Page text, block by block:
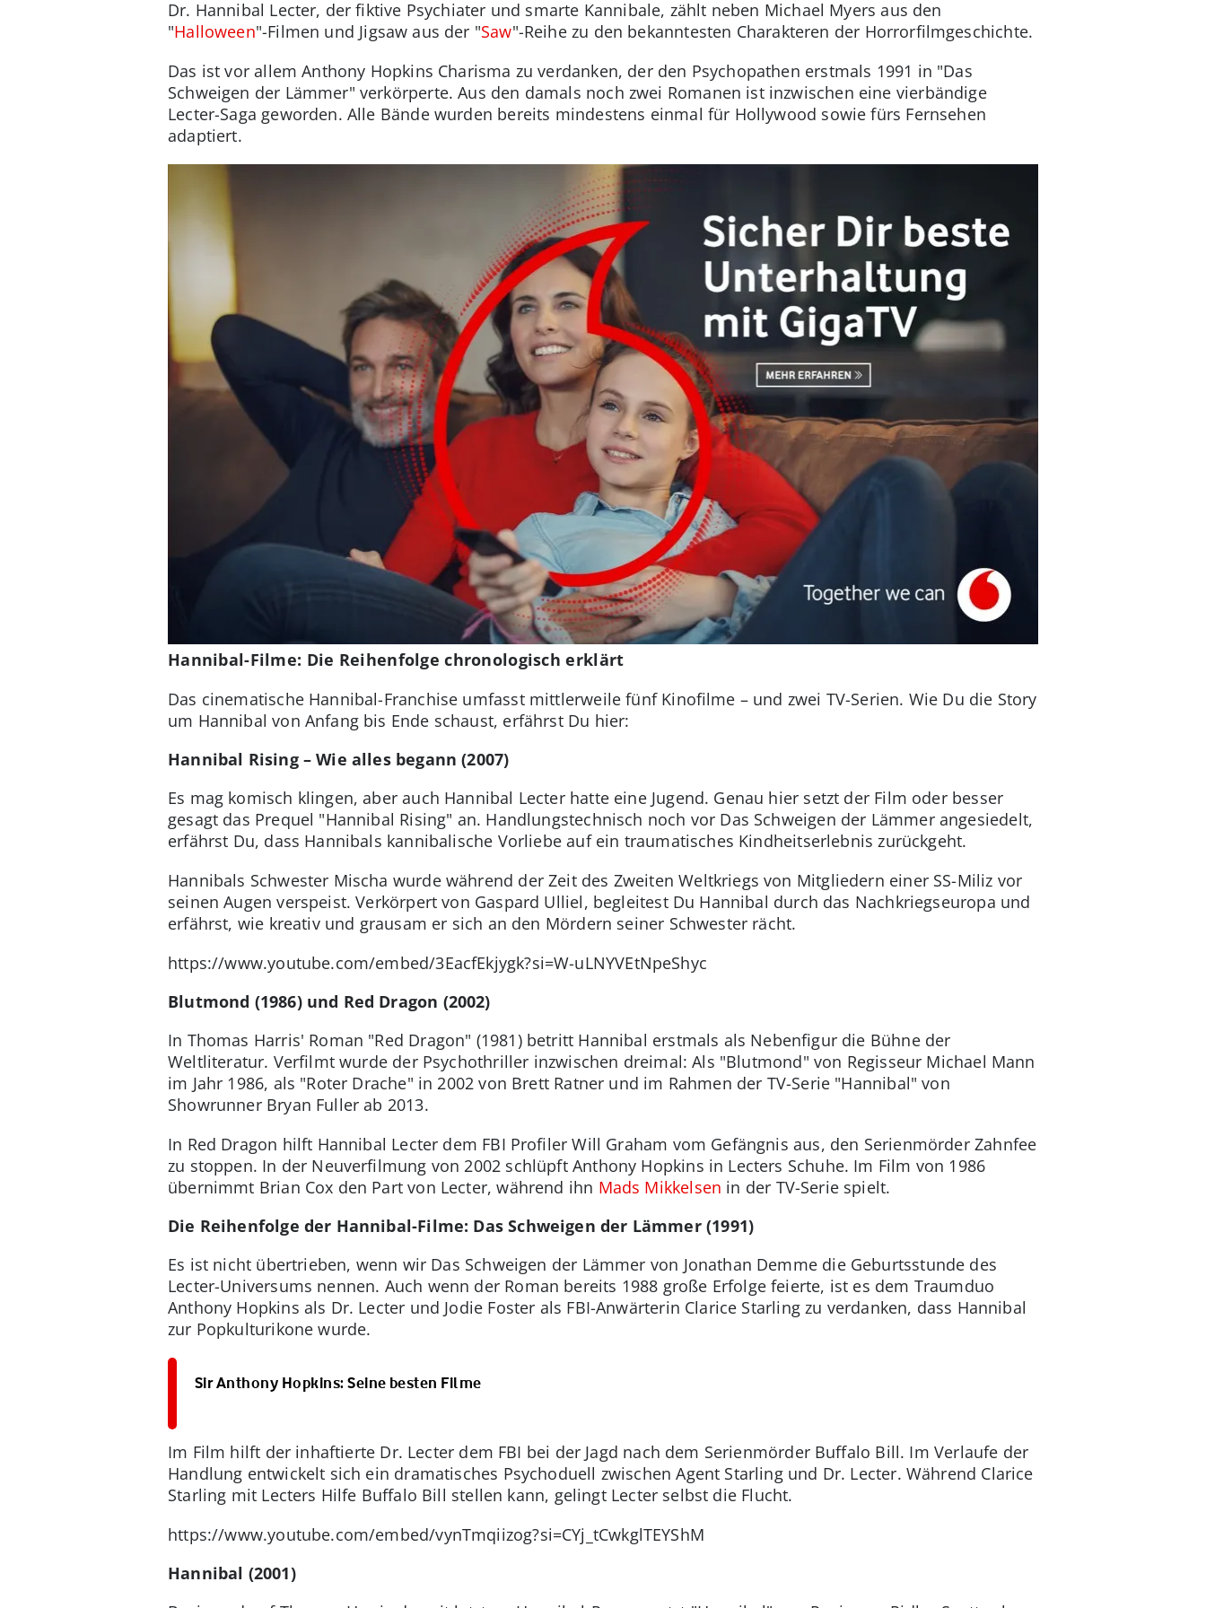
Dr. Hannibal Lecter, der fiktive Psychiater und smarte Kannibale, zählt neben Michael Myers aus den
"Halloween"-Filmen und Jigsaw aus der "Saw"-Reihe zu den bekanntesten Charakteren der Horrorfilmgeschichte.
Das ist vor allem Anthony Hopkins Charisma zu verdanken, der den Psychopathen erstmals 1991 in "Das
Schweigen der Lämmer" verkörperte. Aus den damals noch zwei Romanen ist inzwischen eine vierbändige
Lecter-Saga geworden. Alle Bände wurden bereits mindestens einmal für Hollywood sowie fürs Fernsehen
adaptiert.
Hannibal-Filme: Die Reihenfolge chronologisch erklärt
Das cinematische Hannibal-Franchise umfasst mittlerweile fünf Kinofilme – und zwei TV-Serien. Wie Du die Story
um Hannibal von Anfang bis Ende schaust, erfährst Du hier:
Hannibal Rising – Wie alles begann (2007)
Es mag komisch klingen, aber auch Hannibal Lecter hatte eine Jugend. Genau hier setzt der Film oder besser
gesagt das Prequel "Hannibal Rising" an. Handlungstechnisch noch vor Das Schweigen der Lämmer angesiedelt,
erfährst Du, dass Hannibals kannibalische Vorliebe auf ein traumatisches Kindheitserlebnis zurückgeht.
Hannibals Schwester Mischa wurde während der Zeit des Zweiten Weltkriegs von Mitgliedern einer SS-Miliz vor
seinen Augen verspeist. Verkörpert von Gaspard Ulliel, begleitest Du Hannibal durch das Nachkriegseuropa und
erfährst, wie kreativ und grausam er sich an den Mördern seiner Schwester rächt.
https://www.youtube.com/embed/3EacfEkjygk?si=W-uLNYVEtNpeShyc
Blutmond (1986) und Red Dragon (2002)
In Thomas Harris' Roman "Red Dragon" (1981) betritt Hannibal erstmals als Nebenfigur die Bühne der
Weltliteratur. Verfilmt wurde der Psychothriller inzwischen dreimal: Als "Blutmond" von Regisseur Michael Mann
im Jahr 1986, als "Roter Drache" in 2002 von Brett Ratner und im Rahmen der TV-Serie "Hannibal" von
Showrunner Bryan Fuller ab 2013.
In Red Dragon hilft Hannibal Lecter dem FBI Profiler Will Graham vom Gefängnis aus, den Serienmörder Zahnfee
zu stoppen. In der Neuverfilmung von 2002 schlüpft Anthony Hopkins in Lecters Schuhe. Im Film von 1986
übernimmt Brian Cox den Part von Lecter, während ihn Mads Mikkelsen in der TV-Serie spielt.
Die Reihenfolge der Hannibal-Filme: Das Schweigen der Lämmer (1991)
Es ist nicht übertrieben, wenn wir Das Schweigen der Lämmer von Jonathan Demme die Geburtsstunde des
Lecter-Universums nennen. Auch wenn der Roman bereits 1988 große Erfolge feierte, ist es dem Traumduo
Anthony Hopkins als Dr. Lecter und Jodie Foster als FBI-Anwärterin Clarice Starling zu verdanken, dass Hannibal
zur Popkulturikone wurde.
Sir Anthony Hopkins: Seine besten Filme
Im Film hilft der inhaftierte Dr. Lecter dem FBI bei der Jagd nach dem Serienmörder Buffalo Bill. Im Verlaufe der
Handlung entwickelt sich ein dramatisches Psychoduell zwischen Agent Starling und Dr. Lecter. Während Clarice
Starling mit Lecters Hilfe Buffalo Bill stellen kann, gelingt Lecter selbst die Flucht.
https://www.youtube.com/embed/vynTmqiizog?si=CYj_tCwkglTEYShM
Hannibal (2001)